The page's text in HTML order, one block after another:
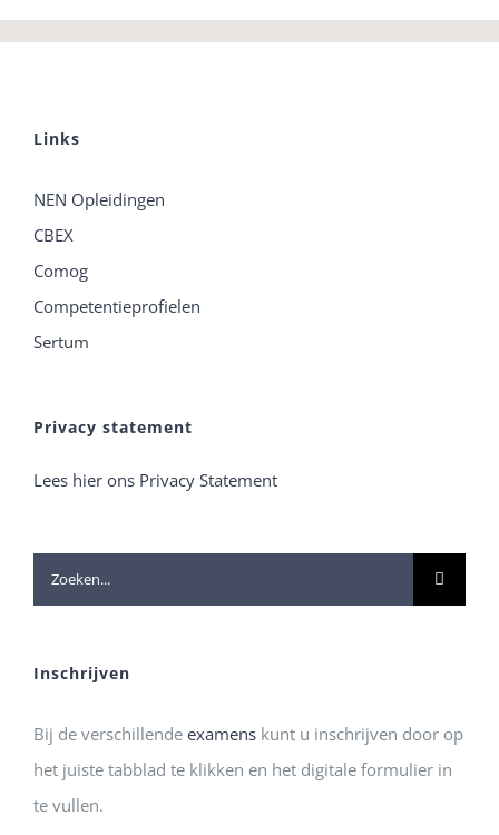
Links
NEN Opleidingen
CBEX
Comog
Competentieprofielen
Sertum
Privacy statement
Lees hier ons Privacy Statement
Zoeken
naar:
Inschrijven
Bij de verschillende examens kunt u inschrijven door op
het juiste tabblad te klikken en het digitale formulier in
te vullen.